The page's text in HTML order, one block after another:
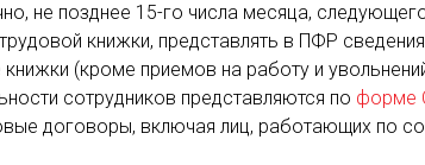
не позднее 15-го числа месяца,
книжки, представлять в ПФР
(кроме приемов на работу и
сотрудников представляются по форме
договоры, включая лиц, работающих по